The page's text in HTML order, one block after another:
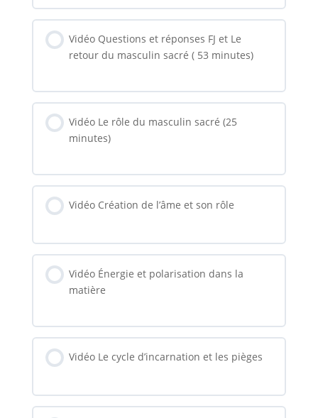
Vidéo Questions et réponses FJ et Le
retour du masculin sacré ( 53 minutes)
Vidéo Le rôle du masculin sacré (25
minutes)
Vidéo Création de l’âme et son rôle
Vidéo Énergie et polarisation dans la
matière
Vidéo Le cycle d’incarnation et les pièges